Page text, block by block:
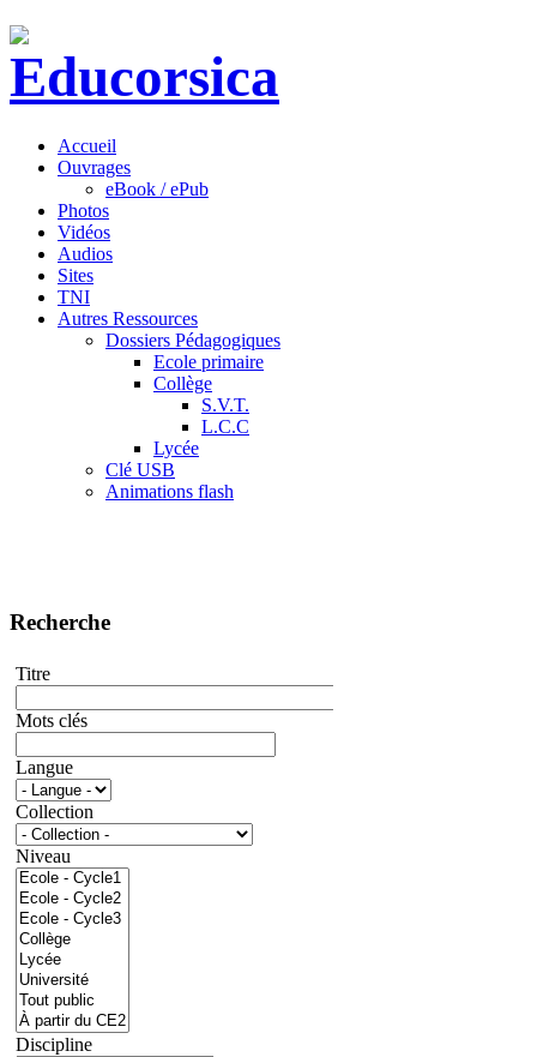
Accueil
Ouvrages
eBook / ePub
Photos
Vidéos
Audios
Sites
TNI
Autres Ressources
Dossiers Pédagogiques
Ecole primaire
Collège
S.V.T.
L.C.C
Lycée
Clé USB
Animations flash
Recherche
Titre
Mots clés
Langue
Collection
Niveau
Discipline